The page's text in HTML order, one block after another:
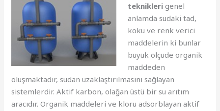
tekniklerigenel
anlamda sudaki tad,
koku ve renk verici
maddelerin ki bunlar
büyük ölçüde organik
maddeden
oluşmaktadır, sudan uzaklaştırılmasını sağlayan
sistemlerdir. Aktif karbon, olağan üstü bir su arıtım
aracıdır. Organik maddeleri ve kloru adsorblayan aktif